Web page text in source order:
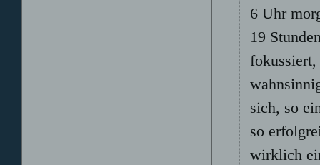
6 Uhr
19
sich, so
so
wirklich